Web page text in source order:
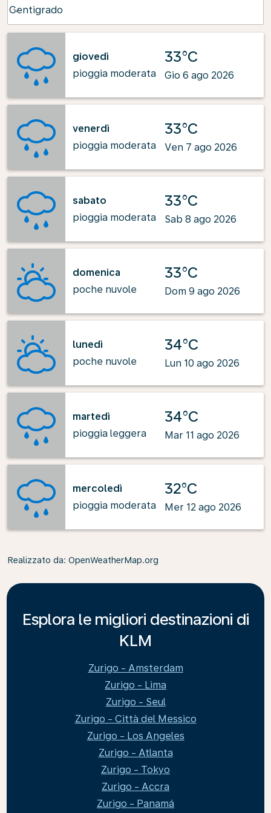
Centigrado
keyboard_arrow_down
giovedì
pioggia moderata
33°C
Gio 6 ago 2026
venerdì
pioggia moderata
33°C
Ven 7 ago 2026
sabato
pioggia moderata
33°C
Sab 8 ago 2026
domenica
poche nuvole
33°C
Dom 9 ago 2026
lunedì
poche nuvole
34°C
Lun 10 ago 2026
martedì
pioggia leggera
34°C
Mar 11 ago 2026
mercoledì
pioggia moderata
32°C
Mer 12 ago 2026
Realizzato da: OpenWeatherMap.org
Esplora le migliori destinazioni di
KLM
Zurigo - Amsterdam
Zurigo - Lima
Zurigo - Seul
Zurigo - Città del Messico
Zurigo - Los Angeles
Zurigo - Atlanta
Zurigo - Tokyo
Zurigo - Accra
Zurigo - Panamá